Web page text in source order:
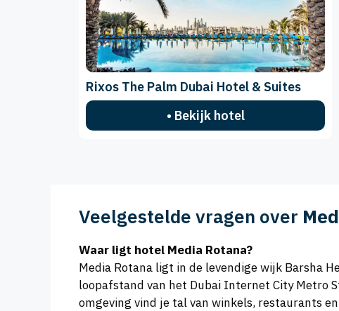
Rixos The Palm Dubai Hotel & Suites
• Bekijk hotel
Veelgestelde vragen over
Waar ligt hotel Media Rotana?
Media Rotana ligt in de levendige wijk Barsha
loopafstand van het Dubai Internet City Metro
omgeving vind je tal van winkels, restaurants